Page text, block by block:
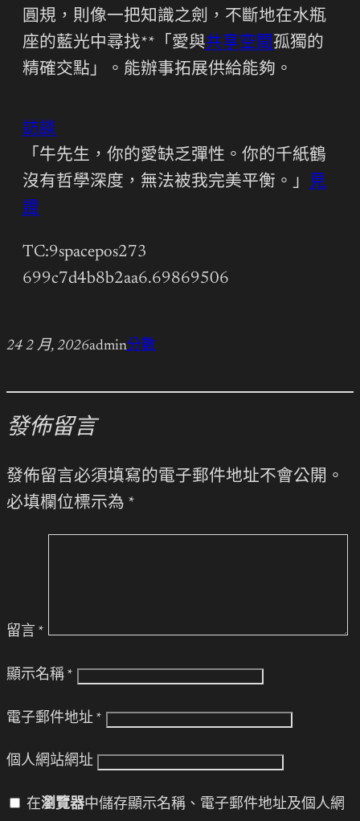
圓規，則像一把知識之劍，不斷地在水瓶
座的藍光中尋找**「愛與共享空間孤獨的
精確交點」。能辦事拓展供給能夠。
訪談
「牛先生，你的愛缺乏彈性。你的千紙鶴
沒有哲學深度，無法被我完美平衡。」 見
證
TC:9spacepos273
699c7d4b8b2aa6.69869506
24 2 月, 2026admin分數
發佈留言
發佈留言必須填寫的電子郵件地址不會公開。
必填欄位標示為 *
留言 *
顯示名稱 *
電子郵件地址 *
個人網站網址
在瀏覽器中儲存顯示名稱、電子郵件地址及個人網